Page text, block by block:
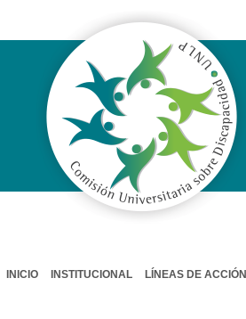
DISCAPACIDAD / CUD
INICIO INSTITUCIONAL LÍNEAS DE ACCIÓN